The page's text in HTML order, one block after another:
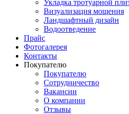
Укладка тротуарной
Визуализация мощения
Ландшафтный дизайн
Водоотведение
Прайс
Фотогалерея
Контакты
Покупателю
Покупателю
Сотрудничество
Вакансии
О компании
Отзывы